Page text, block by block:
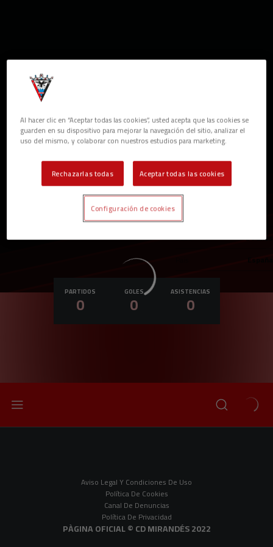
UNAX
POSICIÓN
DELEGADO DE EQUIPO
Edad
24 años
España
PARTIDOS
0 GOLES
0 ASISTENCIAS
0
Aviso Legal Y Condiciones De Uso
Política De Cookies
Canal De Denuncias
Política De Privacidad
PÀGINA OFICIAL © CD MIRANDÉS 2022
Al hacer clic en “Aceptar todas las cookies”, usted acepta que las cookies se
guarden en su dispositivo para mejorar la navegación del sitio, analizar el
uso del mismo, y colaborar con nuestros estudios para marketing.
Rechazarlas todas Aceptar todas las cookies
Configuración de cookies